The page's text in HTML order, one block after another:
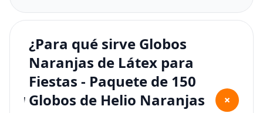
¿Para qué sirve Globos
Naranjas de Látex para
Fiestas - Paquete de 150
Globos de Helio Naranjas
+